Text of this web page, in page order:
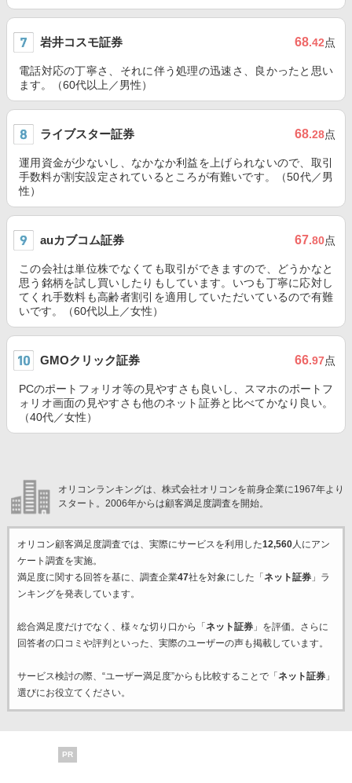
岩井コスモ証券 68.42点
電話対応の丁寧さ、それに伴う処理の迅速さ、良かったと思い
ます。（60代以上／男性）
ライブスター証券 68.28点
運用資金が少ないし、なかなか利益を上げられないので、取引
手数料が割安設定されているところが有難いです。（50代／男
性）
auカブコム証券 67.80点
この会社は単位株でなくても取引ができますので、どうかなと
思う銘柄を試し買いしたりもしています。いつも丁寧に応対し
てくれ手数料も高齢者割引を適用していただいているので有難
いです。（60代以上／女性）
GMOクリック証券 66.97点
PCのポートフォリオ等の見やすさも良いし、スマホのポートフ
ォリオ画面の見やすさも他のネット証券と比べてかなり良い。
（40代／女性）
オリコンランキングは、株式会社オリコンを前身企業に1967年より
スタート。2006年からは顧客満足度調査を開始。
オリコン顧客満足度調査では、実際にサービスを利用した12,560人にアン
ケート調査を実施。
満足度に関する回答を基に、調査企業47社を対象にした「 ネット証券」ラ
ンキングを発表しています。
総合満足度だけでなく、様々な切り口から「 ネット証券」を評価。さらに
回答者の口コミや評判といった、実際のユーザーの声も掲載しています。
サービス検討の際、“ユーザー満足度”からも比較することで「 ネット証券」
選びにお役立てください。
PR